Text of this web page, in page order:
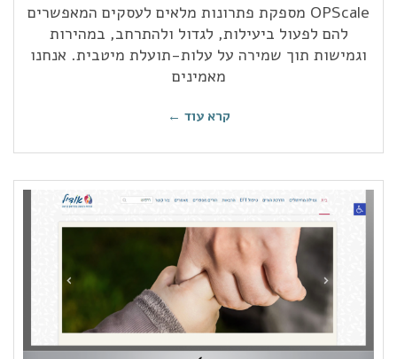
OPScale מספקת פתרונות מלאים לעסקים המאפשרים
להם לפעול ביעילות, לגדול ולהתרחב, במהירות
וגמישות תוך שמירה על עלות-תועלת מיטבית. אנחנו
מאמינים
קרא עוד ←